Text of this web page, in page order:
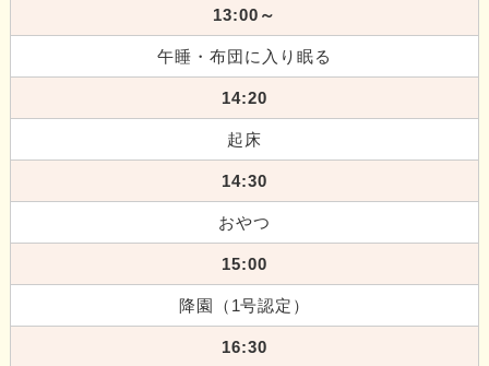
13:00～
午睡・布団に入り眠る
14:20
起床
14:30
おやつ
15:00
降園（1号認定）
16:30